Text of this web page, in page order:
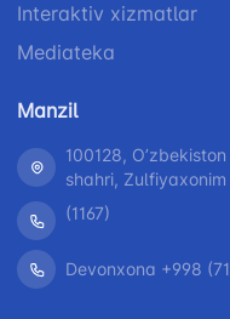
Interaktiv xizmatlar
Mediateka
Manzil
100128,
shahri,
(1167)
Devonxona +998